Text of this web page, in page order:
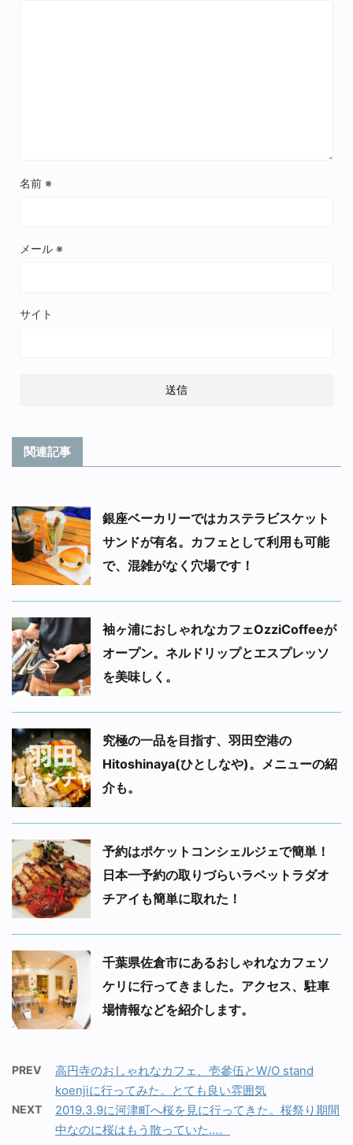
名前 ※
メール ※
サイト
関連記事
銀座ベーカリーではカステラビスケット
サンドが有名。カフェとして利用も可能
で、混雑がなく穴場です！
袖ヶ浦におしゃれなカフェOzziCoffeeが
オープン。ネルドリップとエスプレッソ
を美味しく。
究極の一品を目指す、羽田空港の
Hitoshinaya(ひとしなや)。メニューの紹
介も。
予約はポケットコンシェルジェで簡単！
日本一予約の取りづらいラベットラダオ
チアイも簡単に取れた！
千葉県佐倉市にあるおしゃれなカフェソ
ケリに行ってきました。アクセス、駐車
場情報などを紹介します。
PREV
高円寺のおしゃれなカフェ、壱參伍とW/O stand
koenjiに行ってみた。とても良い雰囲気
NEXT
2019.3.9に河津町へ桜を見に行ってきた。桜祭り期間
中なのに桜はもう散っていた…。